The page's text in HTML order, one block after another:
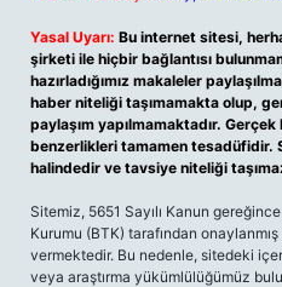
Yasal Uyarı: Bu internet sitesi,
şirketi ile hiçbir bağlantısı
hazırladığımız makaleler
haber niteliği taşımamakta olup,
paylaşım yapılmamaktadır.
benzerlikleri tamamen tesadüfidir.
halindedir ve tavsiye niteliği
Sitemiz, 5651 Sayılı Kanun
Kurumu (BTK) tarafından
vermektedir. Bu nedenle, sitedeki
veya araştırma yükümlülüğümüz